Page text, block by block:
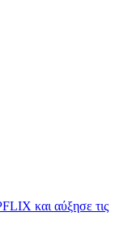
και αύξησε τις